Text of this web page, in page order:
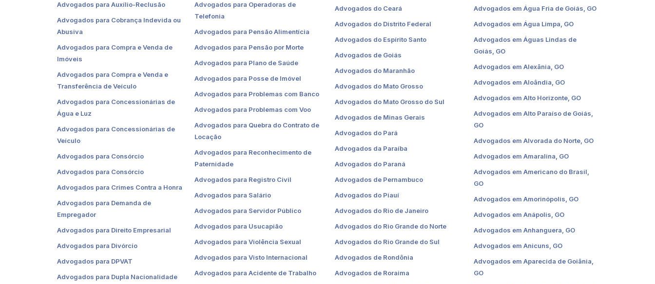
Advogados para Auxílio-Reclusão
Advogados para Cobrança Indevida ou
Abusiva
Advogados para Compra e Venda de
Imóveis
Advogados para Compra e Venda e
Transferência de Veículo
Advogados para Concessionárias de
Água e Luz
Advogados para Concessionárias de
Veículo
Advogados para Consórcio
Advogados para Consórcio
Advogados para Crimes Contra a Honra
Advogados para Demanda de
Empregador
Advogados para Direito Empresarial
Advogados para Divórcio
Advogados para DPVAT
Advogados para Dupla Nacionalidade
Advogados para Operadoras de
Telefonia
Advogados para Pensão Alimentícia
Advogados para Pensão por Morte
Advogados para Plano de Saúde
Advogados para Posse de Imóvel
Advogados para Problemas com Banco
Advogados para Problemas com Voo
Advogados para Quebra do Contrato de
Locação
Advogados para Reconhecimento de
Paternidade
Advogados para Registro Civil
Advogados para Salário
Advogados para Servidor Público
Advogados para Usucapião
Advogados para Violência Sexual
Advogados para Visto Internacional
Advogados para Acidente de Trabalho
Advogados do Ceará
Advogados do Distrito Federal
Advogados do Espírito Santo
Advogados de Goiás
Advogados do Maranhão
Advogados do Mato Grosso
Advogados do Mato Grosso do Sul
Advogados de Minas Gerais
Advogados do Pará
Advogados da Paraíba
Advogados do Paraná
Advogados de Pernambuco
Advogados do Piauí
Advogados do Rio de Janeiro
Advogados do Rio Grande do Norte
Advogados do Rio Grande do Sul
Advogados de Rondônia
Advogados de Roraima
Advogados em Água Fria de Goiás, GO
Advogados em Água Limpa, GO
Advogados em Águas Lindas de
Goiás, GO
Advogados em Alexânia, GO
Advogados em Aloândia, GO
Advogados em Alto Horizonte, GO
Advogados em Alto Paraíso de Goiás,
GO
Advogados em Alvorada do Norte, GO
Advogados em Amaralina, GO
Advogados em Americano do Brasil,
GO
Advogados em Amorinópolis, GO
Advogados em Anápolis, GO
Advogados em Anhanguera, GO
Advogados em Anicuns, GO
Advogados em Aparecida de Goiânia,
GO